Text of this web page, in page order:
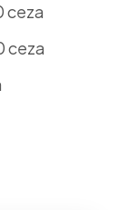
ceza
ceza